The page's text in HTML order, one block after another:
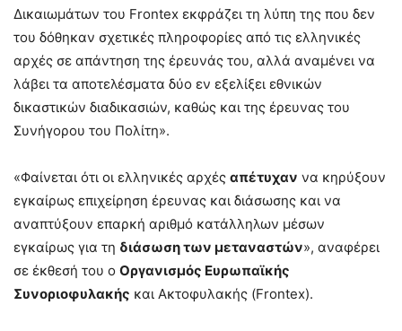
Δικαιωμάτων του Frontex εκφράζει τη λύπη της που δεν
του δόθηκαν σχετικές πληροφορίες από τις ελληνικές
αρχές σε απάντηση της έρευνάς του, αλλά αναμένει να
λάβει τα αποτελέσματα δύο εν εξελίξει εθνικών
δικαστικών διαδικασιών, καθώς και της έρευνας του
Συνήγορου του Πολίτη».
«Φαίνεται ότι οι ελληνικές αρχές απέτυχαν να κηρύξουν
εγκαίρως επιχείρηση έρευνας και διάσωσης και να
αναπτύξουν επαρκή αριθμό κατάλληλων μέσων
εγκαίρως για τη διάσωση των μεταναστών», αναφέρει
σε έκθεσή του ο Οργανισμός Ευρωπαϊκής
Συνοριοφυλακής και Ακτοφυλακής (Frontex).